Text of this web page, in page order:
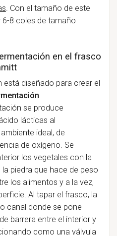
. Con el tamaño de este
8 coles de tamaño
en el frasco
diseñado para crear el
se produce
lácticas al
ideal, de
de oxígeno. Se
los vegetales con la
piedra que hace de peso
los alimentos y a la vez,
Al tapar el frasco, la
canal donde se pone
barrera entre el interior y
como una válvula